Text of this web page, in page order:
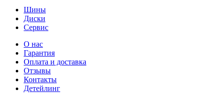
Шины
Диски
Сервис
О нас
Гарантия
Оплата и доставка
Отзывы
Контакты
Детейлинг